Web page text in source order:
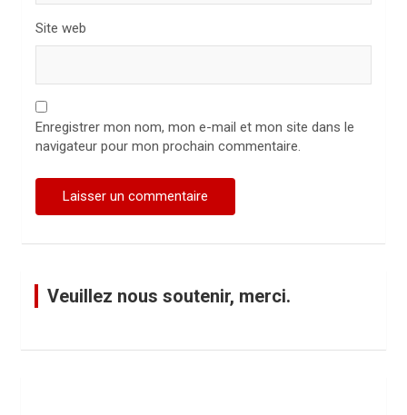
Site web
Enregistrer mon nom, mon e-mail et mon site dans le
navigateur pour mon prochain commentaire.
Veuillez nous soutenir, merci.